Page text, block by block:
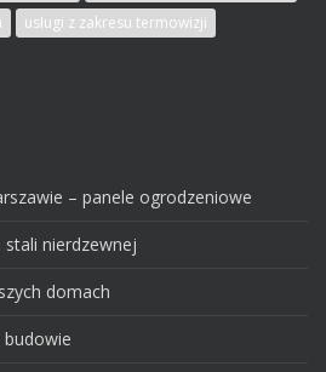
usługi z zakresu termowizji
– panele ogrodzeniowe
stali nierdzewnej
domach